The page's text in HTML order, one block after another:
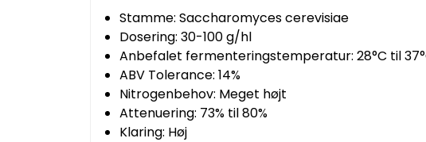
Stamme: Saccharomyces cerevisiae
Dosering: 30-100 g/hl
Anbefalet fermenteringstemperatur: 28°C til
ABV Tolerance: 14%
Nitrogenbehov: Meget højt
Attenuering: 73% til 80%
Klaring: Høj